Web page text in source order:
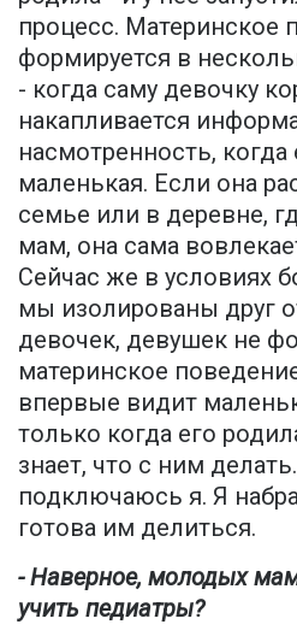
процесс. Материнское
формируется в
- когда саму девочку
накапливается
насмотренность,
маленькая. Если она
семье или в деревне,
мам, она сама
Сейчас же в условиях
мы изолированы друг
девочек, девушек не
материнское
впервые видит
только когда его
знает, что с ним
подключаюсь я. Я
готова им делиться.
- Наверное, молодых
учить педиатры?